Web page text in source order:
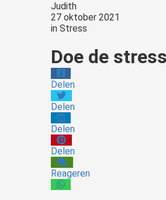
Judith
27 oktober 2021
in Stress
Doe de
Delen
Delen
Delen
Delen
Reageren